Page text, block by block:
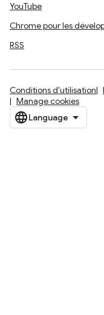
YouTube
Chrome pour les
RSS
Conditions d'utilisation
Manage cookies